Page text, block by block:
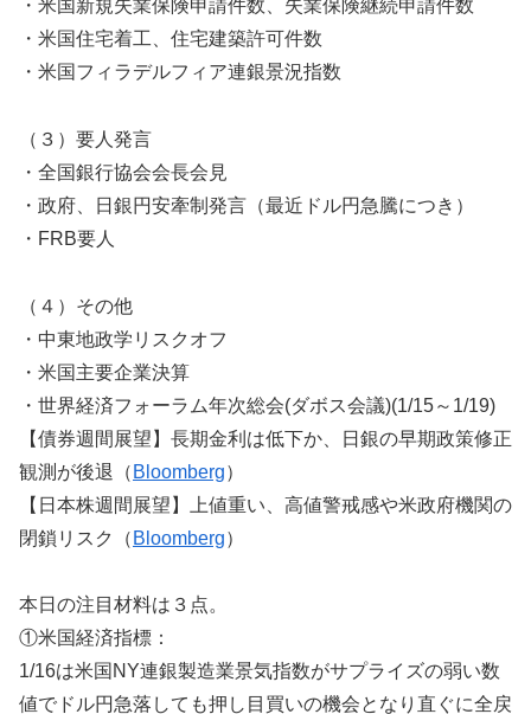
・米国新規失業保険申請件数、失業保険継続申請件数
・米国住宅着工、住宅建築許可件数
・米国フィラデルフィア連銀景況指数
（３）要人発言
・全国銀行協会会長会見
・政府、日銀円安牽制発言（最近ドル円急騰につき）
・FRB要人
（４）その他
・中東地政学リスクオフ
・米国主要企業決算
・世界経済フォーラム年次総会(ダボス会議)(1/15～1/19)
【債券週間展望】長期金利は低下か、日銀の早期政策修正
観測が後退（ Bloomberg）
【日本株週間展望】上値重い、高値警戒感や米政府機関の
閉鎖リスク（ Bloomberg）
本日の注目材料は３点。
①米国経済指標：
1/16は米国NY連銀製造業景気指数がサプライズの弱い数
値でドル円急落しても押し目買いの機会となり直ぐに全戻